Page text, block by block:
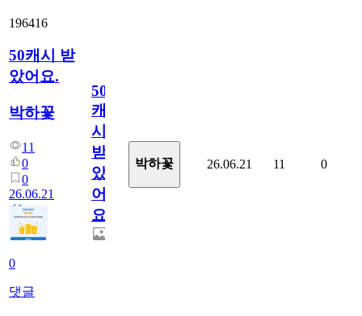
196416
50캐시 받
았어요.
박하꽃
11
0
0
26.06.21
0
댓글
50
캐
시
받
았
어
요.
박하꽃 26.06.21 11 0